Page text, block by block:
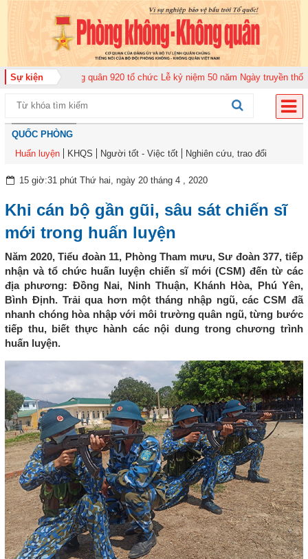
Sự kiện
đoàn Không quân 920 tổ chức Lễ kỷ niệm 50 năm Ngày truyền thống
QUỐC PHÒNG
Huấn luyện
KHQS Người tốt - Việc tốt Nghiên cứu, trao đổi
15 giờ:31 phút Thứ hai, ngày 20 tháng 4 , 2020
Khi cán bộ gần gũi, sâu sát chiến sĩ
mới trong huấn luyện
Năm 2020, Tiểu đoàn 11, Phòng Tham mưu, Sư đoàn 377, tiếp
nhận và tổ chức huấn luyện chiến sĩ mới (CSM) đến từ các
địa phương: Đồng Nai, Ninh Thuận, Khánh Hòa, Phú Yên,
Bình Định. Trải qua hơn một tháng nhập ngũ, các CSM đã
nhanh chóng hòa nhập với môi trường quân ngũ, từng bước
tiếp thu, biết thực hành các nội dung trong chương trình
huấn luyện.